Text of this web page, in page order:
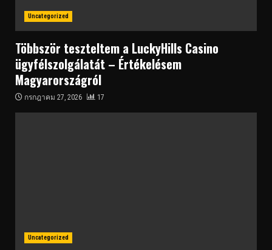
Uncategorized
Többször teszteltem a LuckyHills Casino
ügyfélszolgálatát – Értékelésem
Magyarországról
กรกฎาคม 27, 2026 17
Uncategorized